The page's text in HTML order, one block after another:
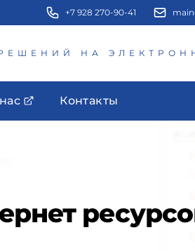
+7 928 270-90-41
НА
Контакты